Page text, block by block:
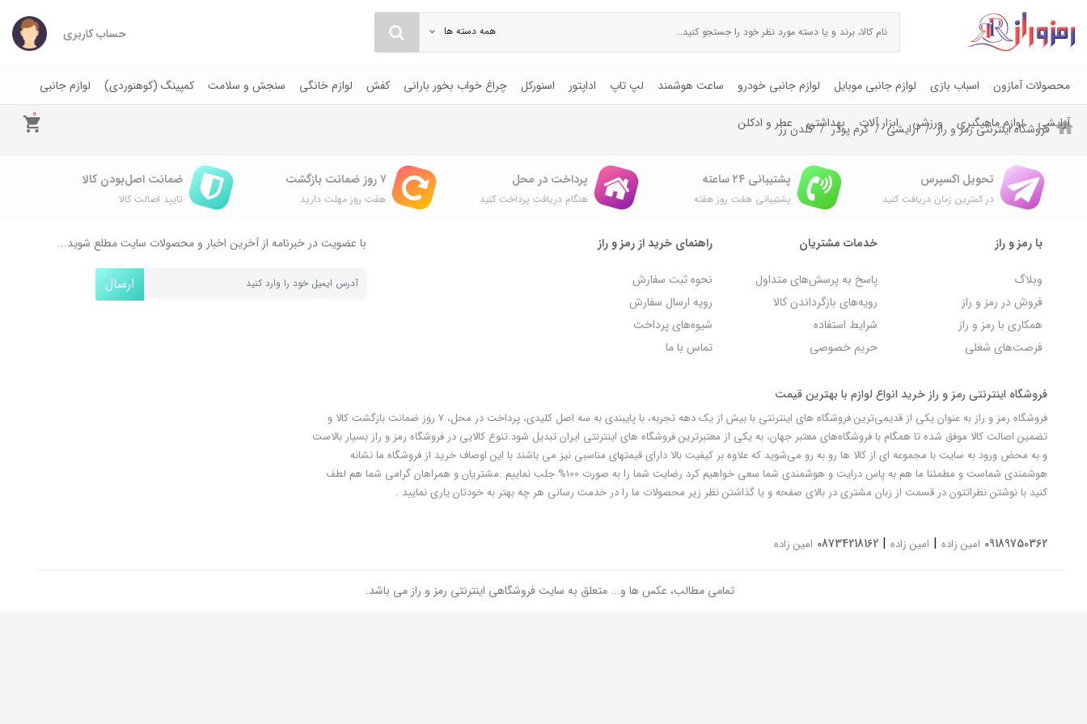
همه دسته ها حساب کاربری
محصولات آمازون اسباب بازی لوازم جانبی موبایل لوازم جانبی خودرو ساعت هوشمند لپ تاپ اداپتور اسنورکل چراغ خواب بخور بارانی کفش لوازم خانگی سنجش و سلامت کمپینگ (کوهنوردی) لوازم جانبی
آرایشی لوازم ماهیگیری ورزشی ابزار آلات بهداشتی عطر و ادکلن
0
فروشگاه اینترنتی رمز و راز آرایشی کرم پودر گلدن رز
تحویل اکسپرس
در کمترین زمان دریافت کنید
پشتیبانی ۲۴ ساعته
پشتیبانی هفت روز هفته
پرداخت در محل
هنگام دریافت پرداخت کنید
۷ روز ضمانت بازگشت
هفت روز مهلت دارید
ضمانت اصل‌بودن کالا
تایید اصالت کالا
با رمز و راز
وبلاگ
فروش در رمز و راز
همکاری با رمز و راز
فرصت‌های شغلی
خدمات مشتریان
پاسخ به پرسش‌های متداول
رویه‌های بازگرداندن کالا
شرایط استفاده
حریم خصوصی
راهنمای خرید از رمز و راز
نحوه ثبت سفارش
رویه ارسال سفارش
شیوه‌های پرداخت
تماس با ما
با عضویت در خبرنامه از آخرین اخبار و محصولات سایت مطلع شوید...
ارسال
فروشگاه اینترنتی رمز و راز خرید انواع لوازم با بهترین قیمت
فروشگاه رمز و راز به عنوان یکی از قدیمی‌ترین فروشگاه های اینترنتی با بیش از یک دهه تجربه، با پایبندی به سه اصل کلیدی، پرداخت در محل، 7 روز ضمانت بازگشت کالا و
تضمین اصالت کالا موفق شده تا همگام با فروشگاه‌های معتبر جهان، به یکی از معتبرترین فروشگاه های اینترنتی ایران تبدیل شود.تنوع کالایی در فروشگاه رمز و راز بسیار بالاست
و به محض ورود به سایت با مجموعه ای از کالا ها رو به رو می‌شوید که علاوه بر کیفیت بالا دارای قیمتهای مناسبی نیز می باشند با این اوصاف خرید از فروشگاه ما نشانه
هوشمندی شماست و مطمئنا ما هم به پاس درایت و هوشمندی شما سعی خواهیم کرد رضایت شما را به صورت 100% جلب نماییم .مشتریان و همراهان گرامی شما هم لطف
کنید با نوشتن نظراتتون در قسمت از زبان مشتری در بالای صفحه و یا گذاشتن نظر زیر محصولات ما را در خدمت رسانی هر چه بهتر به خودتان یاری نمایید .
09189750362 امین زاده | امین زاده |
08734218162 امین زاده
تمامی مطالب، عکس ها و... متعلق به سایت فروشگاهی اینترنتی رمز و راز می باشد.